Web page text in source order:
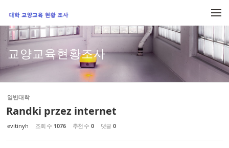
교양교육현황조사
일반대학
Randki przez internet
evitinyh 조회 수 1076 추천 수 0 댓글 0